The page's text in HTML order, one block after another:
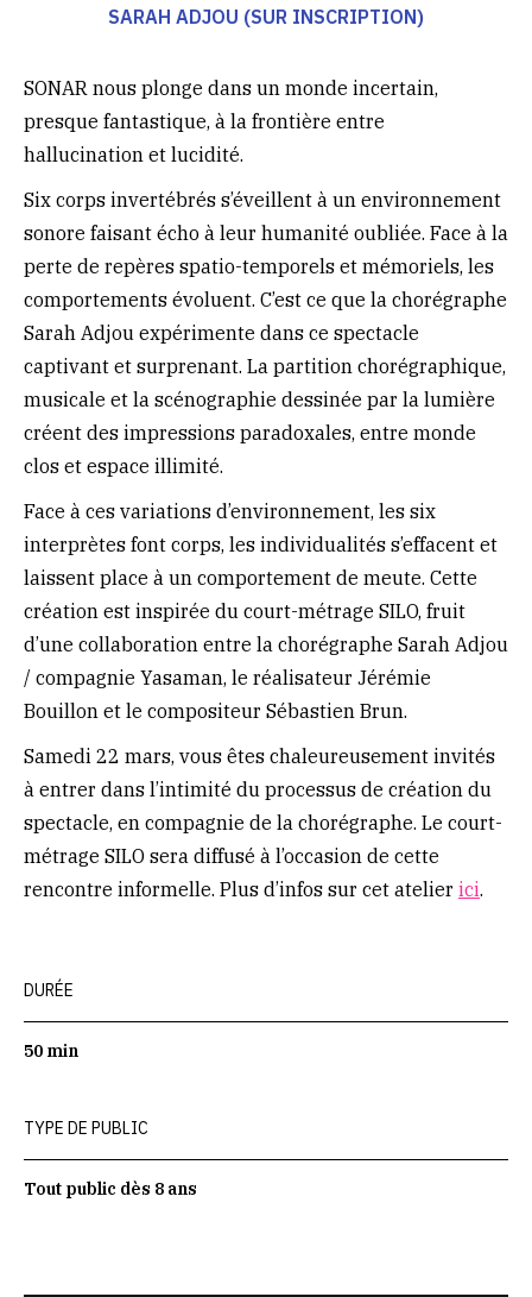
SARAH ADJOU (SUR INSCRIPTION)
SONAR nous plonge dans un monde incertain,
presque fantastique, à la frontière entre
hallucination et lucidité.
Six corps invertébrés s’éveillent à un environnement
sonore faisant écho à leur humanité oubliée. Face à la
perte de repères spatio-temporels et mémoriels, les
comportements évoluent. C’est ce que la chorégraphe
Sarah Adjou expérimente dans ce spectacle
captivant et surprenant. La partition chorégraphique,
musicale et la scénographie dessinée par la lumière
créent des impressions paradoxales, entre monde
clos et espace illimité.
Face à ces variations d’environnement, les six
interprètes font corps, les individualités s’effacent et
laissent place à un comportement de meute. Cette
création est inspirée du court-métrage SILO, fruit
d’une collaboration entre la chorégraphe Sarah Adjou
/ compagnie Yasaman, le réalisateur Jérémie
Bouillon et le compositeur Sébastien Brun.
Samedi 22 mars, vous êtes chaleureusement invités
à entrer dans l’intimité du processus de création du
spectacle, en compagnie de la chorégraphe. Le court-
métrage SILO sera diffusé à l’occasion de cette
rencontre informelle. Plus d’infos sur cet atelier ici.
DURÉE
50 min
TYPE DE PUBLIC
Tout public dès 8 ans